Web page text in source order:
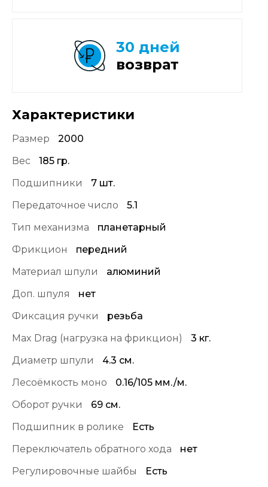
Характеристики
Размер
2000
Вес
185 гр.
Подшипники
7 шт.
Передаточное число
5.1
Тип механизма
планетарный
Фрикцион
передний
Материал шпули
алюминий
Доп. шпуля
нет
Фиксация ручки
резьба
Max Drag (нагрузка на фрикцион)
3 кг.
Диаметр шпули
4.3 см.
Лесоёмкость моно
0.16/105 мм./м.
Оборот ручки
69 см.
Подшипник в ролике
Есть
Переключатель обратного хода
нет
Регулировочные шайбы
Есть
30 дней
возврат